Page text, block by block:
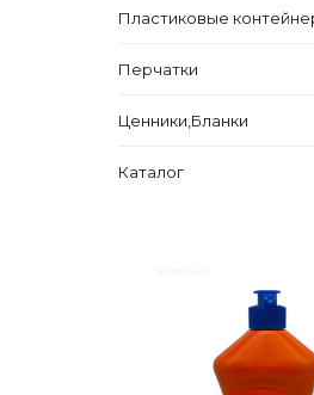
Пластиковые
Перчатки
Ценники,Бланки
Каталог